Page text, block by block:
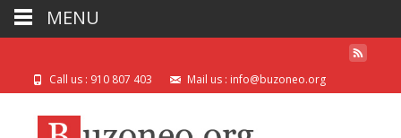
Call us : 910 807 403 Mail us : info@buzoneo.org
MENU